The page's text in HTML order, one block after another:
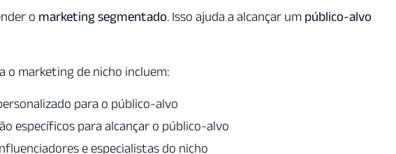
o marketing segmentado. Isso ajuda a alcançar um público-alvo
o marketing de nicho incluem:
para o público-alvo
específicos para alcançar o público-alvo
e especialistas do nicho